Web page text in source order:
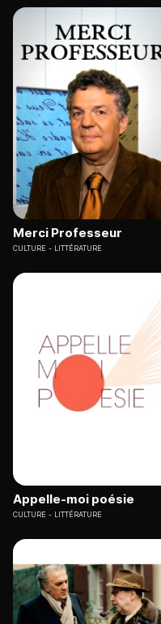
Merci Professeur
CULTURE LITTÉRATURE
Appelle-moi poésie
CULTURE LITTÉRATURE